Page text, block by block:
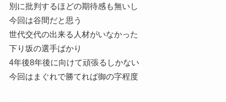
別に批判するほどの期待感も無いし
今回は谷間だと思う
世代交代の出来る人材がいなかった
下り坂の選手ばかり
4年後8年後に向けて頑張るしかない
今回はまぐれで勝てれば御の字程度